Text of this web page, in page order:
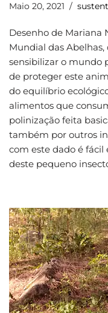
Maio 20, 2021
Desenho de Mariana
Mundial das
sensibilizar o mundo
de proteger este
do equilíbrio
alimentos que
polinização feita
também por outros
com este dado é
deste pequeno